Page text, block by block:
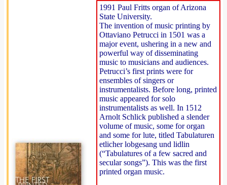
1991 Paul Fritts organ of Arizona
State University.
The invention of music printing by
Ottaviano Petrucci in 1501 was a
major event, ushering in a new and
powerful way of disseminating
music to musicians and audiences.
Petrucci’s first prints were for
ensembles of singers or
instrumentalists. Before long, printed
music appeared for solo
instrumentalists as well. In 1512
Arnolt Schlick published a slender
volume of music, some for organ
and some for lute, titled Tabulaturen
etlicher lobgesang und lidlin
(“Tabulatures of a few sacred and
secular songs”). This was the first
printed organ music.